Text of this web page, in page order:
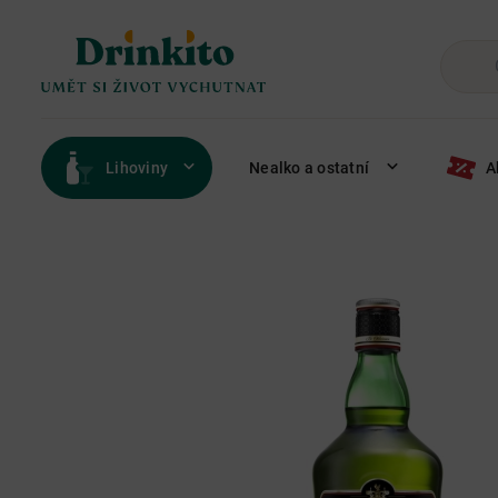
Lihoviny Nealko a ostatní